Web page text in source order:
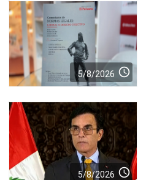
5/8/2026 access_time
5/8/2026 access_time